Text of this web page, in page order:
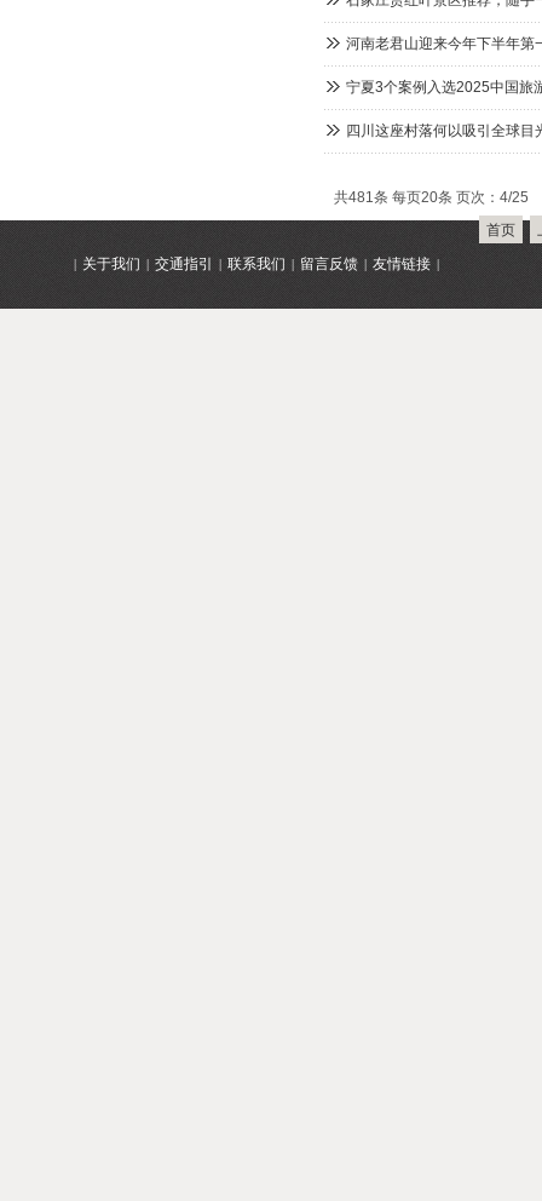
河南老君山迎来今年下半年第
宁夏3个案例入选2025中国旅
四川这座村落何以吸引全球目
共481条 每页20条 页次：4/25
首页
| 关于我们 | 交通指引 | 联系我们 | 留言反馈 | 友情链接 |